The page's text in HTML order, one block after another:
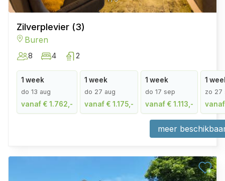
Zilverplevier (3)
Buren
8 4 2
1 week
do 13 aug
vanaf € 1.762,-
1 week
do 27 aug
vanaf € 1.175,-
1 week
do 17 sep
vanaf € 1.113,-
1
zo 27
vanaf
meer